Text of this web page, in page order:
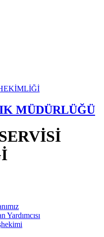
MÜDÜRLÜĞÜ
Yardımcısı